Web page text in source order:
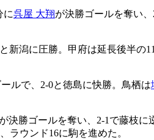
に呉屋 大翔が決勝ゴールを奪い
新潟に圧勝。甲府は延長後半の
ルで、2-0と徳島に快勝。鳥栖は
が決勝ゴールを奪い、2-1で藤枝に
ラウンド16に駒を進めた。